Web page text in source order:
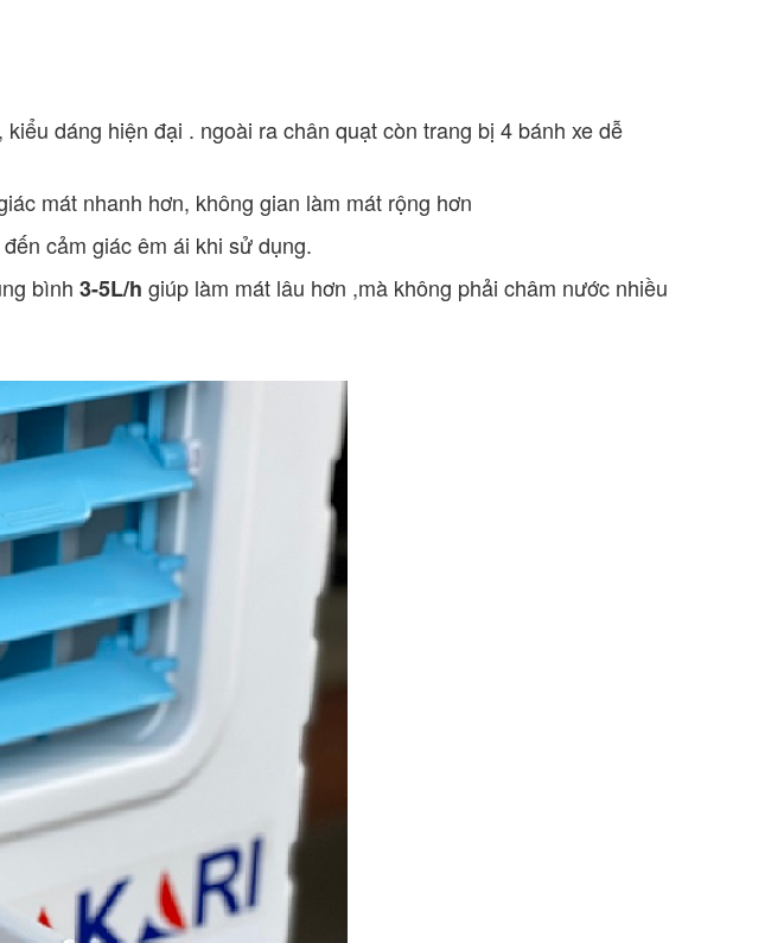
dáng hiện đại . ngoài ra chân quạt còn trang bị 4 bánh xe dễ
mát nhanh hơn, không gian làm mát rộng hơn
cảm giác êm ái khi sử dụng.
bình 3-5L/h giúp làm mát lâu hơn ,mà không phải châm nước nhiều